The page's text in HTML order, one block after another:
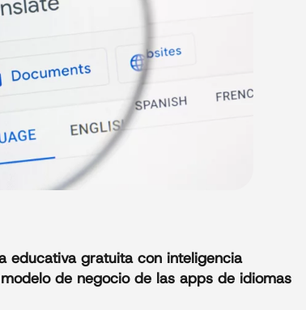
educativa gratuita con inteligencia
de negocio de las apps de idiomas